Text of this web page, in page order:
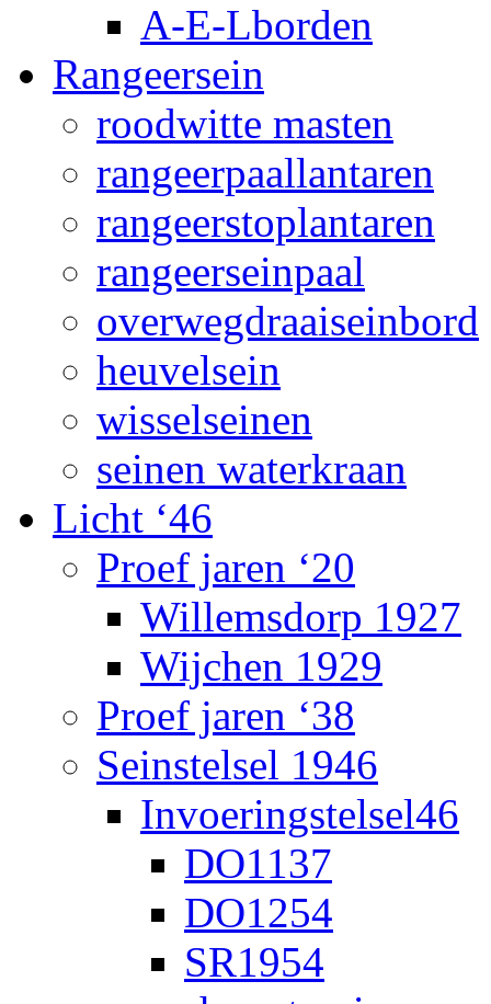
A-E-Lborden
Rangeersein
roodwitte masten
rangeerpaallantaren
rangeerstoplantaren
rangeerseinpaal
overwegdraaiseinbord
heuvelsein
wisselseinen
seinen waterkraan
Licht ‘46
Proef jaren ‘20
Willemsdorp 1927
Wijchen 1929
Proef jaren ‘38
Seinstelsel 1946
Invoeringstelsel46
DO1137
DO1254
SR1954